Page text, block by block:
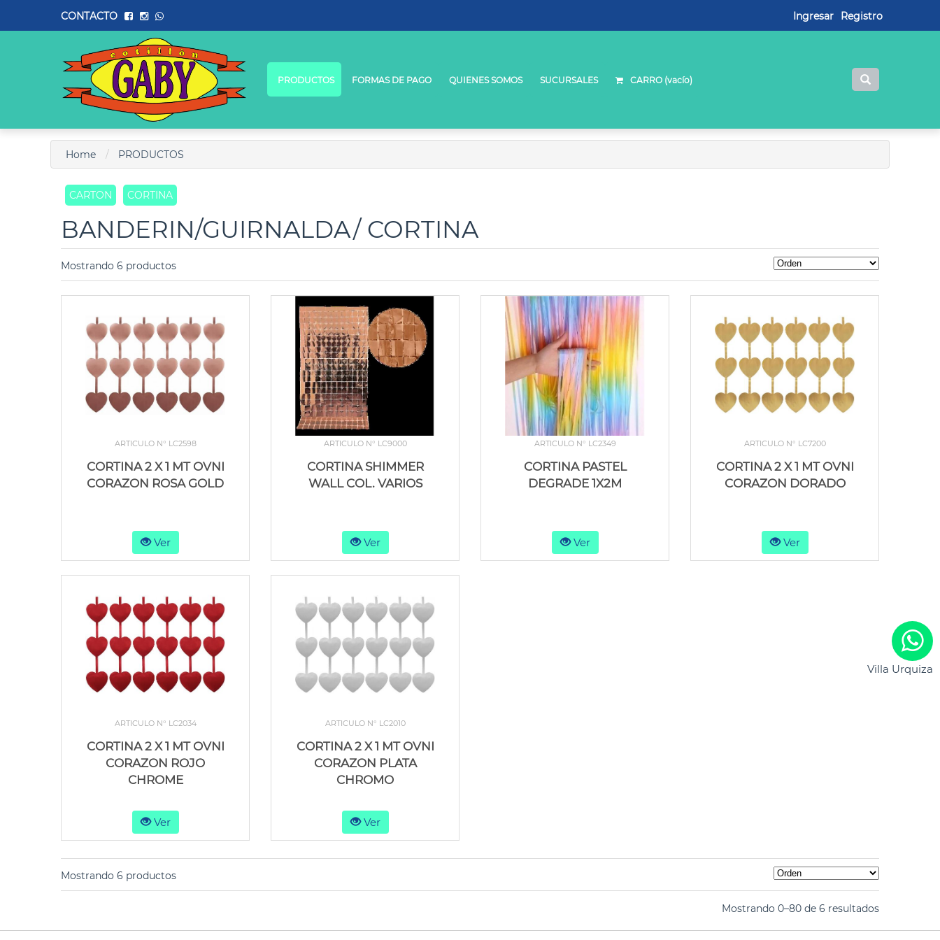
Villa Urquiza
CONTACTO Ingresar Registro
PRODUCTOS FORMAS DE PAGO QUIENES SOMOS SUCURSALES CARRO (vacío)
Home PRODUCTOS
CARTON CORTINA
BANDERIN/GUIRNALDA/ CORTINA
Mostrando 6 productos
ARTICULO N° LC2598
CORTINA 2 X 1 MT OVNI
CORAZON ROSA GOLD
Ver
ARTICULO N° LC9000
CORTINA SHIMMER
WALL COL. VARIOS
Ver
ARTICULO N° LC2349
CORTINA PASTEL
DEGRADE 1X2M
Ver
ARTICULO N° LC7200
CORTINA 2 X 1 MT OVNI
CORAZON DORADO
Ver
ARTICULO N° LC2034
CORTINA 2 X 1 MT OVNI
CORAZON ROJO
CHROME
Ver
ARTICULO N° LC2010
CORTINA 2 X 1 MT OVNI
CORAZON PLATA
CHROMO
Ver
Mostrando 6 productos
Mostrando 0–80 de 6 resultados